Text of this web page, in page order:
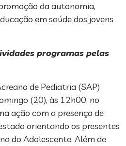
da autonomia,
em saúde dos jovens
programas pelas
de Pediatria (SAP)
(20), às 12h00, no
ação com a presença de
orientando os presentes
do Adolescente. Além de